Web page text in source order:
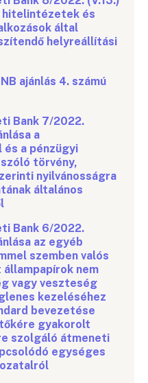
hitelintézetek és
által
helyreállítási
ajánlás 4. számú
Bank 7/2022.
a
a pénzügyi
törvény,
nyilvánosságra
általános
Bank 6/2022.
az egyéb
szemben valós
nem
vagy veszteség
kezeléséhez
bevezetése
gyakorolt
szolgáló átmeneti
egységes